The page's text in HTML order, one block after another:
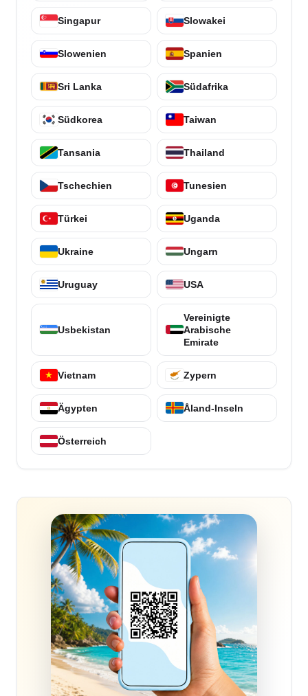
Singapur Slowakei
Slowenien Spanien
Sri Lanka Südafrika
Südkorea Taiwan
Tansania Thailand
Tschechien Tunesien
Türkei Uganda
Ukraine Ungarn
Uruguay USA
Usbekistan
Vereinigte
Arabische
Emirate
Vietnam Zypern
Ägypten Åland-Inseln
Österreich